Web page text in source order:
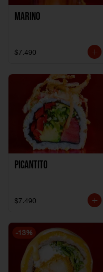
Marino
$7.490
Picantito
$7.490
-13%